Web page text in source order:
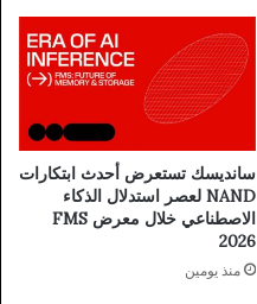
سانديسك تستعرض أحدث ابتكارات
NAND لعصر استدلال الذكاء
الاصطناعي خلال معرض FMS
2026
منذ يومين